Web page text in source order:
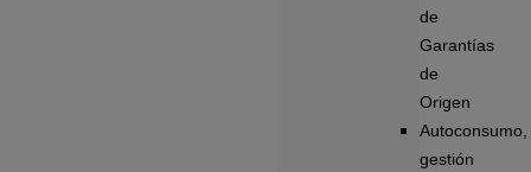
de
Garantías
de
Origen
Autoconsumo,
gestión